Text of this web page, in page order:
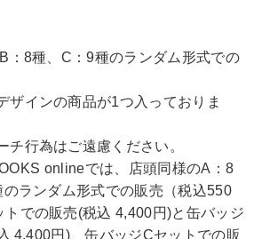
：8種、C：9種のランダム形式での
ザインの商品が1つ入っておりま
行為はご遠慮ください。
onlineでは、店頭同様のA：8
ランダム形式での販売（税込550
トでの販売(税込 4,400円)と缶バッジ
4,400円)、缶バッジCセットでの販